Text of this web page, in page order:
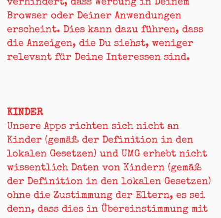
verhindert, dass Werbung in Deinem
Browser oder Deiner Anwendungen
erscheint. Dies kann dazu führen, dass
die Anzeigen, die Du siehst, weniger
relevant für Deine Interessen sind.
KINDER
Unsere Apps richten sich nicht an
Kinder (gemäß der Definition in den
lokalen Gesetzen) und UMG erhebt nicht
wissentlich Daten von Kindern (gemäß
der Definition in den lokalen Gesetzen)
ohne die Zustimmung der Eltern, es sei
denn, dass dies in Übereinstimmung mit